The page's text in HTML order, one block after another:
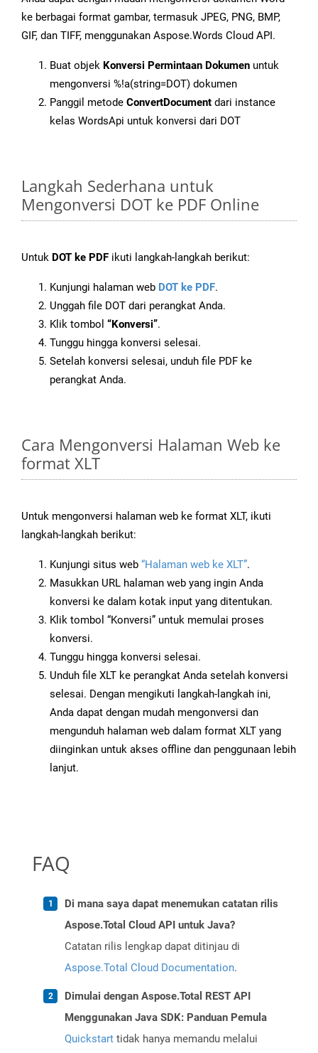
ke berbagai format gambar, termasuk JPEG, PNG, BMP,
GIF, dan TIFF, menggunakan Aspose.Words Cloud API.
Buat objek Konversi Permintaan Dokumen untuk
mengonversi %!a(string=DOT) dokumen
Panggil metode ConvertDocument dari instance
kelas WordsApi untuk konversi dari DOT
Langkah Sederhana untuk
Mengonversi DOT ke PDF Online
Untuk DOT ke PDF ikuti langkah-langkah berikut:
Kunjungi halaman web DOT ke PDF.
Unggah file DOT dari perangkat Anda.
Klik tombol “Konversi”.
Tunggu hingga konversi selesai.
Setelah konversi selesai, unduh file PDF ke
perangkat Anda.
Cara Mengonversi Halaman Web ke
format XLT
Untuk mengonversi halaman web ke format XLT, ikuti
langkah-langkah berikut:
Kunjungi situs web “Halaman web ke XLT”.
Masukkan URL halaman web yang ingin Anda
konversi ke dalam kotak input yang ditentukan.
Klik tombol “Konversi” untuk memulai proses
konversi.
Tunggu hingga konversi selesai.
Unduh file XLT ke perangkat Anda setelah konversi
selesai. Dengan mengikuti langkah-langkah ini,
Anda dapat dengan mudah mengonversi dan
mengunduh halaman web dalam format XLT yang
diinginkan untuk akses offline dan penggunaan lebih
lanjut.
FAQ
Di mana saya dapat menemukan catatan rilis
Aspose.Total Cloud API untuk Java?
Catatan rilis lengkap dapat ditinjau di
Aspose.Total Cloud Documentation.
Dimulai dengan Aspose.Total REST API
Menggunakan Java SDK: Panduan Pemula
Quickstart tidak hanya memandu melalui